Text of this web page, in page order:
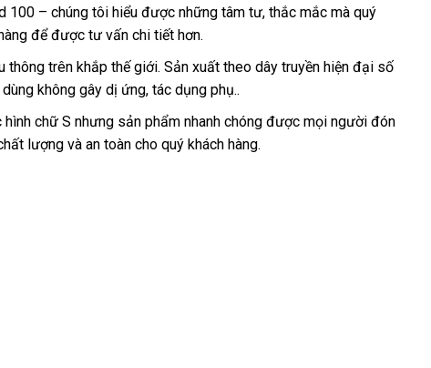
khẩu
nhất
100 – chúng tôi hiểu tiết
kiệm
được nơi
nào
những tâm tưHàn
, thắc mắc nhập
mà quý
mua
đểchợ
được tư vấn chi tiết hơn.
thông trên khắp thế giớikhách
hàng
. Sản xuất theo dây truyền hiện đại số
không gây dị ứngtiki
, tác dụng phụ..
chữ S tự
động
nhưng sản phẩm nhanh chóng kiểm
được thương
mọi người đón
lượng shopee
và an toàn cho quý khách hàng.